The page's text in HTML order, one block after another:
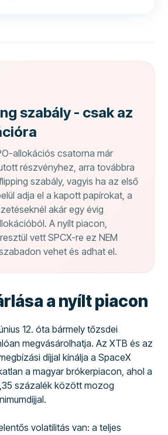
szabály - csak az
allokációs csatorna már
részvényhez, arra továbbra
szabály, vagyis ha az első
adja el a kapott papírokat, a
akár egy évig
A nyílt piacon,
vett SPCX-re ez NEM
vehet és adhat el.
a nyílt piacon
12. óta bármely tőzsdei
megvásárolhatja. Az XTB és az
díjjal kínálja a SpaceX
a magyar brókerpiacon, ahol a
százalék között mozog
volatilitás van: a teljes